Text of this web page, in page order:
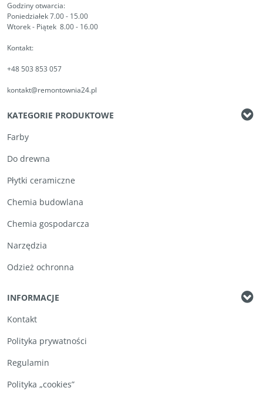
Godziny otwarcia:
Poniedziałek 7.00 - 15.00
Wtorek - Piątek 8.00 - 16.00
Kontakt:
+48 503 853 057
kontakt@remontownia24.pl
KATEGORIE PRODUKTOWE
Farby
Do drewna
Płytki ceramiczne
Chemia budowlana
Chemia gospodarcza
Narzędzia
Odzież ochronna
INFORMACJE
Kontakt
Polityka prywatności
Regulamin
Polityka „cookies”